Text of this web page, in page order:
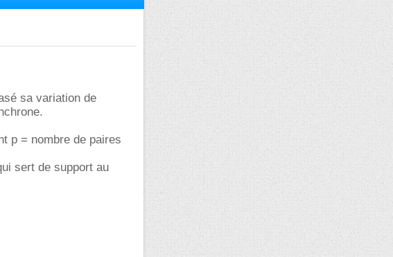
sa variation de
p = nombre de paires
sert de support au